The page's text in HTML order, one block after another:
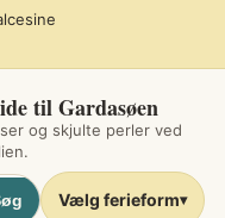
til Gardasøen
og skjulte perler ved
Vælg ferieform▾